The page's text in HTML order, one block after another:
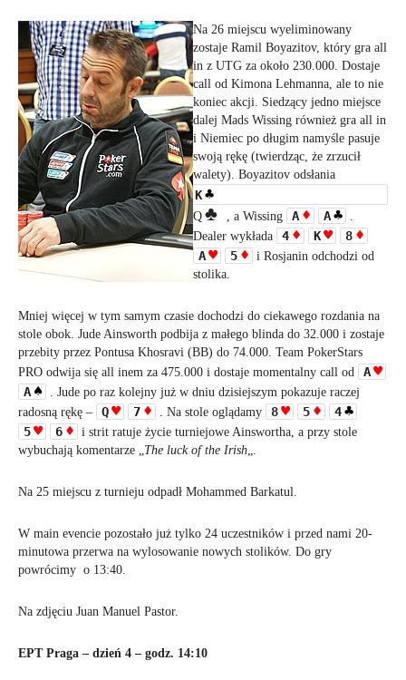
Na 26 miejscu wyeliminowany
zostaje Ramil Boyazitov, który gra all
in z UTG za około 230.000. Dostaje
call od Kimona Lehmanna, ale to nie
koniec akcji. Siedzący jedno miejsce
dalej Mads Wissing również gra all in
i Niemiec po długim namyśle pasuje
swoją rękę (twierdząc, że zrzucił
walety). Boyazitov odsłania
K
Q , a Wissing A A
.
Dealer wykłada
4 K
8
A
5
i Rosjanin odchodzi od
stolika.
Mniej więcej w tym samym czasie dochodzi do ciekawego rozdania na
stole obok. Jude Ainsworth podbija z małego blinda do 32.000 i zostaje
przebity przez Pontusa Khosravi (BB) do 74.000. Team PokerStars
PRO odwija się all inem za 475.000 i dostaje momentalny call od
A
A
. Jude po raz kolejny już w dniu dzisiejszym pokazuje raczej
radosną rękę –
Q 7 . Na stole oglądamy 8 5
4
5
6
i strit ratuje życie turniejowe Ainswortha, a przy stole
wybuchają komentarze „The luck of the Irish„.
Na 25 miejscu z turnieju odpadł Mohammed Barkatul.
W main evencie pozostało już tylko 24 uczestników i przed nami 20-
minutowa przerwa na wylosowanie nowych stolików. Do gry
powrócimy o 13:40.
Na zdjęciu Juan Manuel Pastor.
EPT Praga – dzień 4 – godz. 14:10